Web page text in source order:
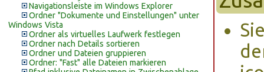
Navigationsleiste im Windows Explorer
Ordner "Dokumente und Einstellungen" unter
Windows Vista
Ordner als virtuelles Laufwerk festlegen
Ordner nach Details sortieren
Ordner und Dateien gruppieren
Ordner: "Fast" alle Dateien markieren